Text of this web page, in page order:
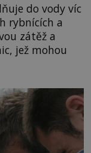
do vody víc
rybnících a
zátěž a
jež mohou